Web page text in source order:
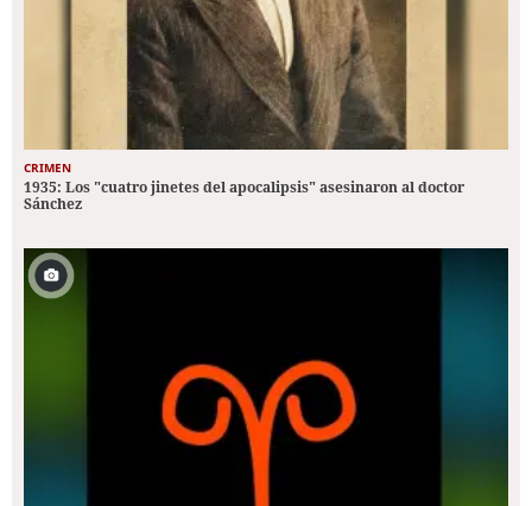
CRIMEN
1935: Los "cuatro jinetes del apocalipsis" asesinaron al doctor
Sánchez